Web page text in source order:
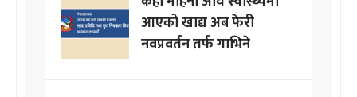
आएको खाद्य अब फेरी
नवप्रवर्तन तर्फ गाभिने